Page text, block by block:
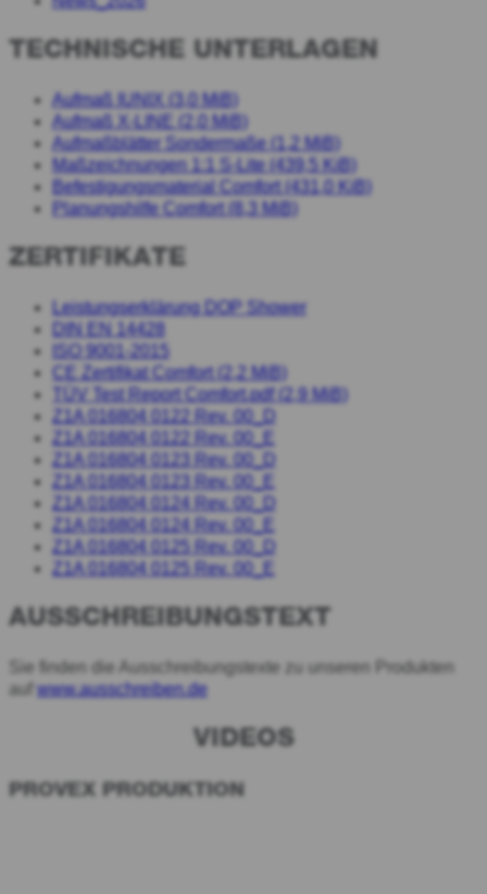
TECHNISCHE UNTERLAGEN
Aufmaß IUNIX (3,0 MiB)
Aufmaß X-LINE (2,0 MiB)
Aufmaßblätter Sondermaße (1,2 MiB)
Maßzeichnungen 1:1 S-Lite (439,5 KiB)
Befestigungsmaterial Comfort (431,0 KiB)
Planungshilfe Comfort (8,3 MiB)
ZERTIFIKATE
Leistungserklärung DOP Shower
DIN EN 14428
ISO 9001-201
CE Zertifikat Comfort (2,2 MiB)
TÜV Test Report Comfort.pdf (2,9 MiB)
Z1A 016804 0122 Rev. 00_D
Z1A 016804 0122 Rev. 00_E
Z1A 016804 0123 Rev. 00_D
Z1A 016804 0123 Rev. 00_E
Z1A 016804 0124 Rev. 00_D
Z1A 016804 0124 Rev. 00_E
Z1A 016804 0125 Rev. 00_D
Z1A 016804 0125 Rev. 00_E
AUSSCHREIBUNGSTEXT
Sie finden die Ausschreibungstexte zu unseren Produkten
auf www.ausschreiben.de
VIDEOS
PROVEX PRODUKTION